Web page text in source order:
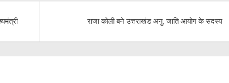
राजा कोली बने उत्तराखंड अनु. जाति आयोग के सदस्य